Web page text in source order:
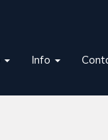
Info